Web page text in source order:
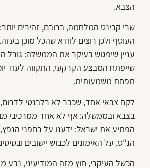
הצבא.
שרי קבינט המלחמה, ברובם, זהירים יותר:
העוטף ולכן רוצים לוודא שהכל מוכן
עניין שיפגוש בעיקר את הממשלה: גורל
שייפתח המבצע הקרקעי, התקווה לעוד
תפחת משמעותית.
לקח צבאי אחד, שכבר לא רלבנטי
בצבא ובממשלה: אף לא אחד ממרכיבי
הפתיע את ישראל: ידענו על רחפני
הנ"ט, על האימונים לכבוש יישובים
הכשל העיקרי, חוץ מזה המודיעיני,